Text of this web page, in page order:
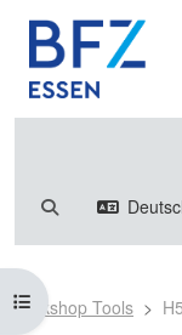
Sucheingabe
Kursindex öffnen
Workshop Tools